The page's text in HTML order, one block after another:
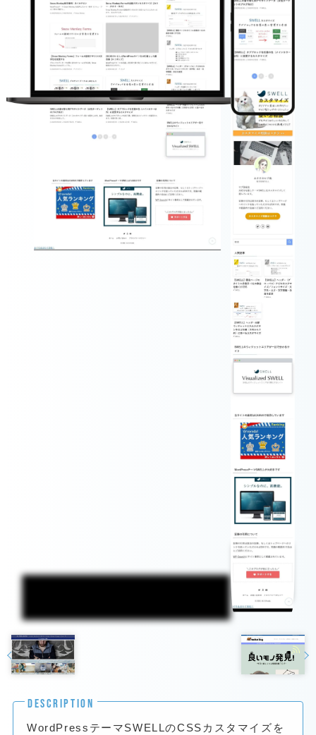
DESCRIPTION
WordPressテーマSWELLのCSSカスタマイズを